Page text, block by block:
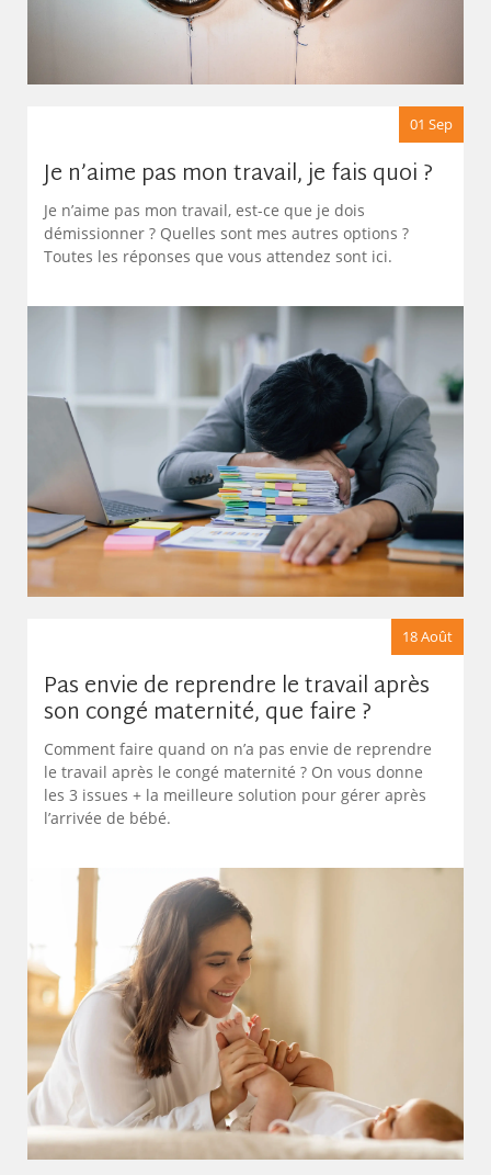
01 Sep
Je n’aime pas mon travail, je fais quoi ?
Je n’aime pas mon travail, est-ce que je dois
démissionner ? Quelles sont mes autres options ?
Toutes les réponses que vous attendez sont ici.
18 Août
Pas envie de reprendre le travail après
son congé maternité, que faire ?
Comment faire quand on n’a pas envie de reprendre
le travail après le congé maternité ? On vous donne
les 3 issues + la meilleure solution pour gérer après
l’arrivée de bébé.